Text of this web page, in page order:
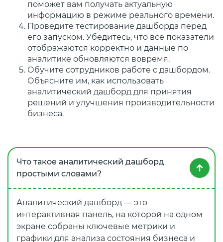
поможет вам получать актуальную
информацию в режиме реального времени.
Проведите тестирование дашборда перед
его запуском. Убедитесь, что все показатели
отображаются корректно и данные по
аналитике обновляются вовремя.
Обучите сотрудников работе с дашбордом.
Объясните им, как использовать
аналитический дашборд для принятия
решений и улучшения производительности
бизнеса.
Что такое аналитический дашборд
простыми словами?
Аналитический дашборд — это
интерактивная панель, на которой на одном
экране собраны ключевые метрики и
графики для анализа состояния бизнеса и